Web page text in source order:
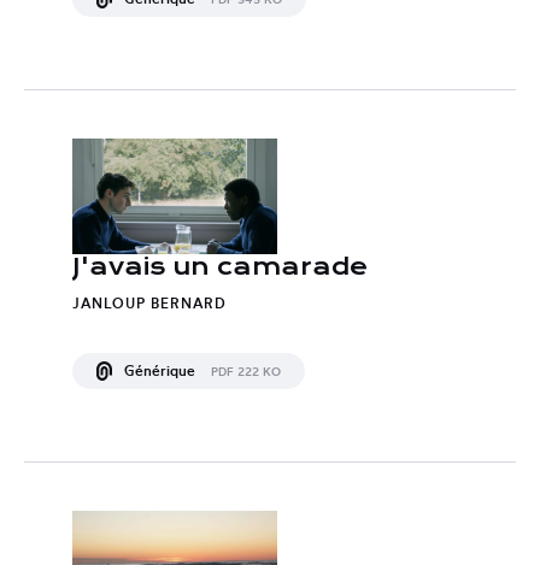
J'avais un camarade
JANLOUP BERNARD
Générique PDF 222 KO